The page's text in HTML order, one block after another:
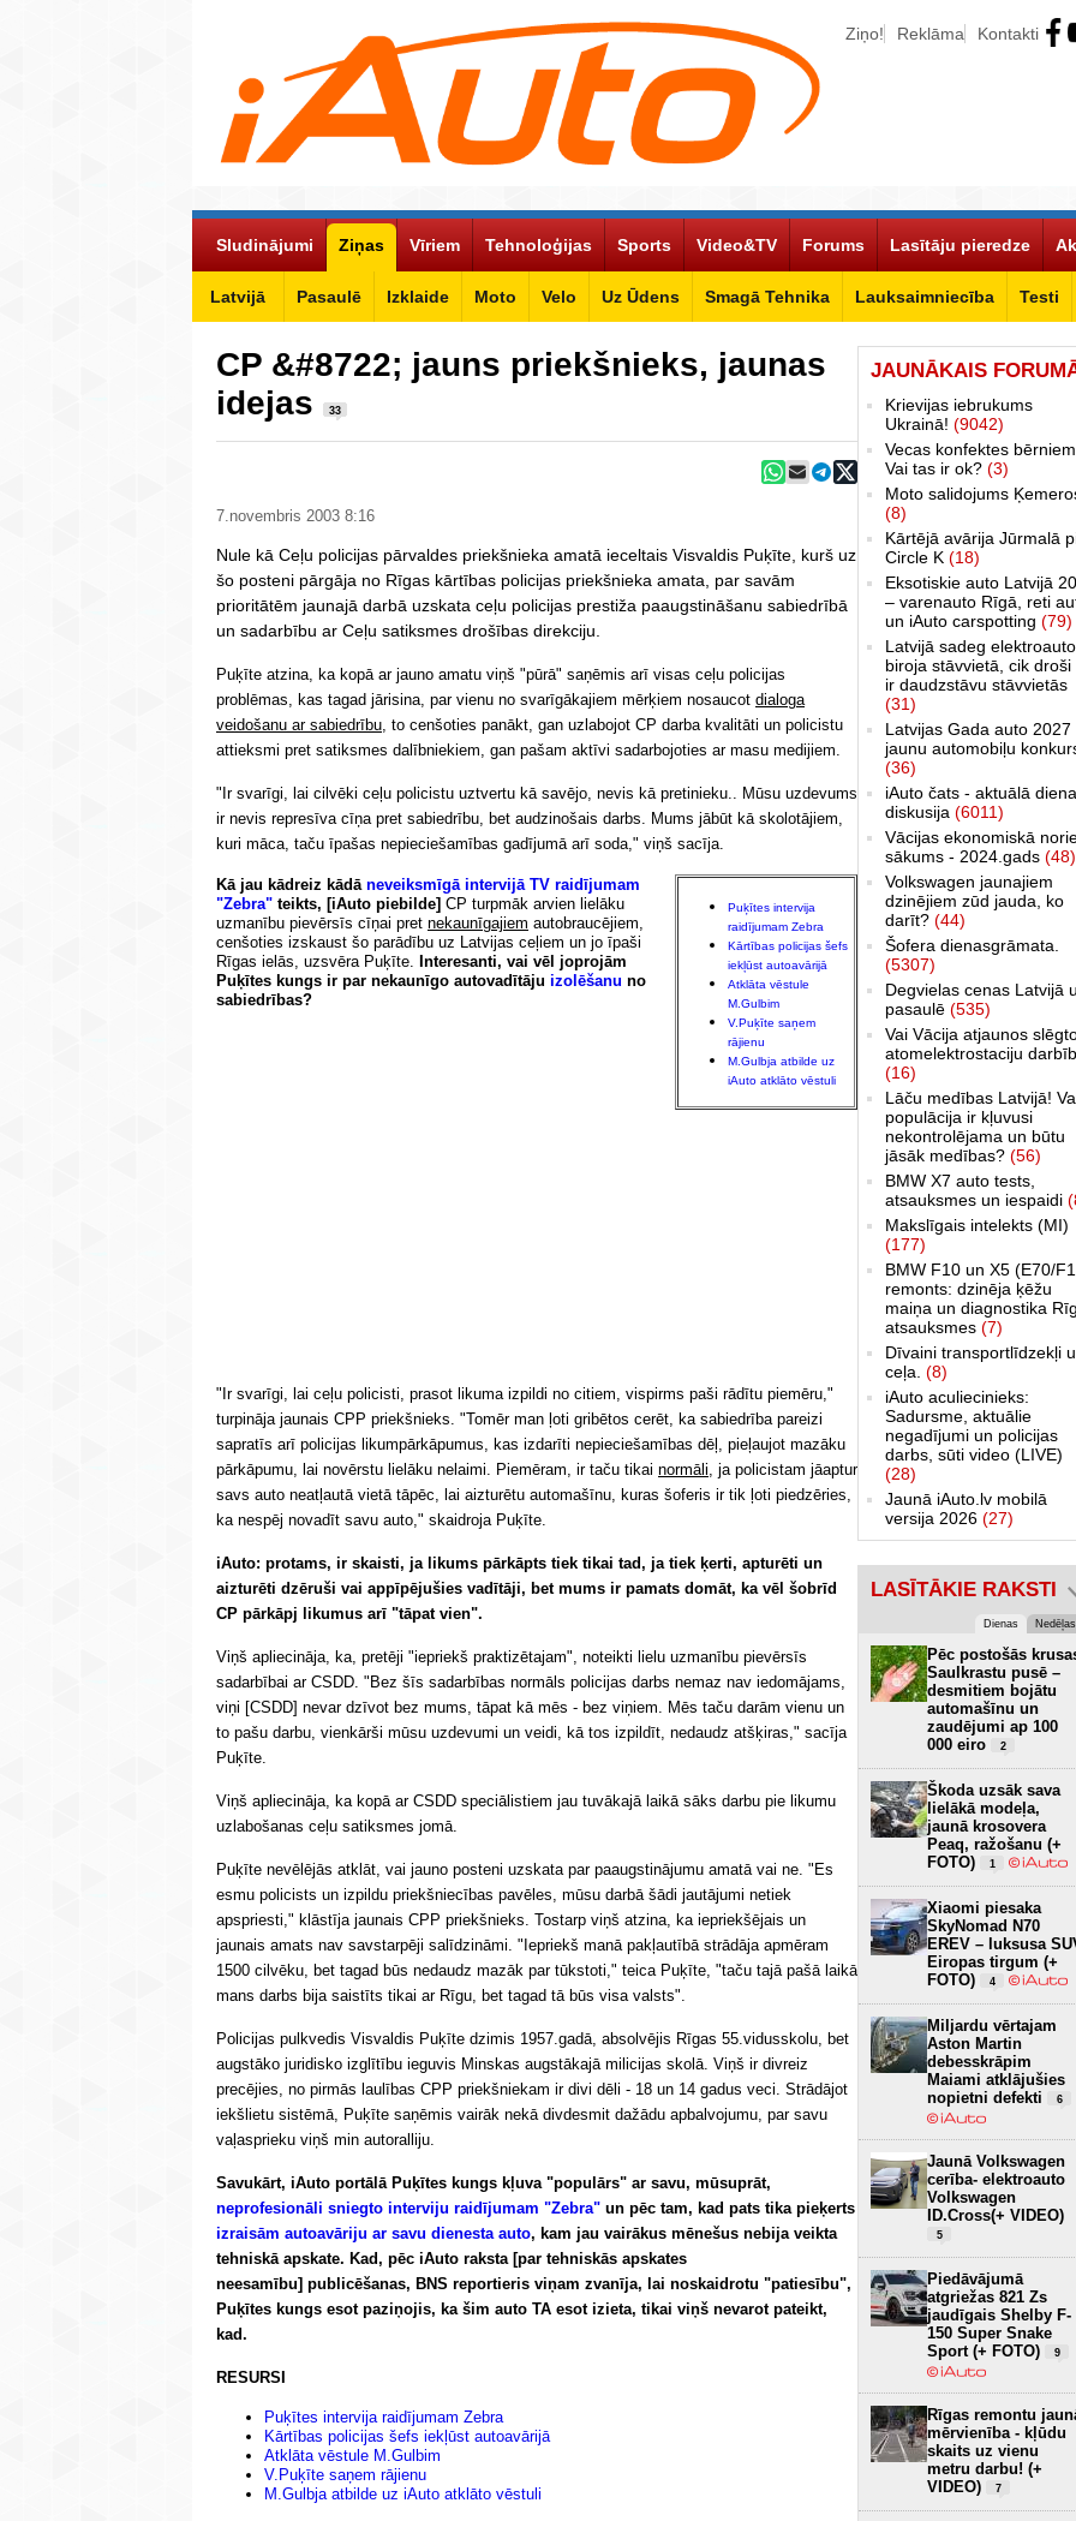
Ziņo! Reklāma Kontakti
Sludinājumi Ziņas
Latvijā Pasaulē Izklaide Moto Velo Uz Ūdens Smagā Tehnika Lauksaimniecība Testi
Vīriem Tehnoloģijas Sports Video&TV Forums Lasītāju pieredze
CP &#8722; jauns priekšnieks, jaunas
idejas
33
7.novembris 2003 8:16
Nule kā Ceļu policijas pārvaldes priekšnieka amatā ieceltais Visvaldis Puķīte, kurš uz
šo posteni pārgāja no Rīgas kārtības policijas priekšnieka amata, par savām
prioritātēm jaunajā darbā uzskata ceļu policijas prestiža paaugstināšanu sabiedrībā
un sadarbību ar Ceļu satiksmes drošības direkciju.
Puķīte atzina, ka kopā ar jauno amatu viņš "pūrā" saņēmis arī visas ceļu policijas
problēmas, kas tagad jārisina, par vienu no svarīgākajiem mērķiem nosaucot dialoga
veidošanu ar sabiedrību , to cenšoties panākt, gan uzlabojot CP darba kvalitāti un policistu
attieksmi pret satiksmes dalībniekiem, gan pašam aktīvi sadarbojoties ar masu medijiem.
"Ir svarīgi, lai cilvēki ceļu policistu uztvertu kā savējo, nevis kā pretinieku.. Mūsu uzdevums
ir nevis represīva cīņa pret sabiedrību, bet audzinošais darbs. Mums jābūt kā skolotājiem,
kuri māca, taču īpašas nepieciešamības gadījumā arī soda," viņš sacīja.
Puķītes intervija
raidījumam Zebra
Kārtības policijas šefs
iekļūst autoavārijā
Atklāta vēstule
M.Gulbim
V.Puķīte saņem
rājienu
M.Gulbja atbilde uz
iAuto atklāto vēstuli
Kā jau kādreiz kādā neveiksmīgā intervijā TV raidījumam
"Zebra" teikts, [iAuto piebilde] CP turpmāk arvien lielāku
uzmanību pievērsīs cīņai pret nekaunīgajiem autobraucējiem,
cenšoties izskaust šo parādību uz Latvijas ceļiem un jo īpaši
Rīgas ielās, uzsvēra Puķīte.
Interesanti, vai vēl joprojām
Puķītes kungs ir par nekaunīgo autovadītāju izolēšanu no
sabiedrības?
"Ir svarīgi, lai ceļu policisti, prasot likuma izpildi no citiem, vispirms paši rādītu piemēru,"
turpināja jaunais CPP priekšnieks. "Tomēr man ļoti gribētos cerēt, ka sabiedrība pareizi
sapratīs arī policijas likumpārkāpumus, kas izdarīti nepieciešamības dēļ, pieļaujot mazāku
pārkāpumu, lai novērstu lielāku nelaimi. Piemēram, ir taču tikai normāli , ja policistam jāaptur
savs auto neatļautā vietā tāpēc, lai aizturētu automašīnu, kuras šoferis ir tik ļoti piedzēries,
ka nespēj novadīt savu auto," skaidroja Puķīte.
iAuto: protams, ir skaisti, ja likums pārkāpts tiek tikai tad, ja tiek ķerti, apturēti un
aizturēti dzēruši vai appīpējušies vadītāji, bet mums ir pamats domāt, ka vēl šobrīd
CP pārkāpj likumus arī "tāpat vien".
Viņš apliecināja, ka, pretēji "iepriekš praktizētajam", noteikti lielu uzmanību pievērsīs
sadarbībai ar CSDD. "Bez šīs sadarbības normāls policijas darbs nemaz nav iedomājams,
viņi [CSDD] nevar dzīvot bez mums, tāpat kā mēs - bez viņiem. Mēs taču darām vienu un
to pašu darbu, vienkārši mūsu uzdevumi un veidi, kā tos izpildīt, nedaudz atšķiras," sacīja
Puķīte.
Viņš apliecināja, ka kopā ar CSDD speciālistiem jau tuvākajā laikā sāks darbu pie likumu
uzlabošanas ceļu satiksmes jomā.
Puķīte nevēlējās atklāt, vai jauno posteni uzskata par paaugstinājumu amatā vai ne. "Es
esmu policists un izpildu priekšniecības pavēles, mūsu darbā šādi jautājumi netiek
apspriesti," klāstīja jaunais CPP priekšnieks. Tostarp viņš atzina, ka iepriekšējais un
jaunais amats nav savstarpēji salīdzināmi. "Iepriekš manā pakļautībā strādāja apmēram
1500 cilvēku, bet tagad būs nedaudz mazāk par tūkstoti," teica Puķīte, "taču tajā pašā laikā
mans darbs bija saistīts tikai ar Rīgu, bet tagad tā būs visa valsts".
Policijas pulkvedis Visvaldis Puķīte dzimis 1957.gadā, absolvējis Rīgas 55.vidusskolu, bet
augstāko juridisko izglītību ieguvis Minskas augstākajā milicijas skolā. Viņš ir divreiz
precējies, no pirmās laulības CPP priekšniekam ir divi dēli - 18 un 14 gadus veci. Strādājot
iekšlietu sistēmā, Puķīte saņēmis vairāk nekā divdesmit dažādu apbalvojumu, par savu
vaļasprieku viņš min autoralliju.
Savukārt, iAuto portālā Puķītes kungs kļuva "populārs" ar savu, mūsuprāt,
neprofesionāli sniegto interviju raidījumam "Zebra" un pēc tam, kad pats tika pieķerts
izraisām autoavāriju ar savu dienesta auto, kam jau vairākus mēnešus nebija veikta
tehniskā apskate. Kad, pēc iAuto raksta [par tehniskās apskates
neesamību] publicēšanas, BNS reportieris viņam zvanīja, lai noskaidrotu "patiesību",
Puķītes kungs esot paziņojis, ka šim auto TA esot izieta, tikai viņš nevarot pateikt,
kad.
RESURSI
Puķītes intervija raidījumam Zebra
Kārtības policijas šefs iekļūst autoavārijā
Atklāta vēstule M.Gulbim
V.Puķīte saņem rājienu
M.Gulbja atbilde uz iAuto atklāto vēstuli
JAUNĀKAIS
Krievijas iebrukums
Ukrainā! (9042)
Vecas konfektes
Vai tas ir ok? (3)
Moto salidojums
(8)
Kārtējā avārija Jūrmalā
Circle K (18)
Eksotiskie auto Latvijā
– varenauto Rīgā, reti
un iAuto carspotting (79)
Latvijā sadeg elektroauto
biroja stāvvietā, cik droši
ir daudzstāvu stāvvietās
(31)
Latvijas Gada auto 2027
jaunu automobiļu
(36)
iAuto čats - aktuālā
diskusija (6011)
Vācijas ekonomiskā
sākums - 2024.gads (48)
Volkswagen jaunajiem
dzinējiem zūd jauda, ko
darīt? (44)
Šofera dienasgrāmata.
(5307)
Degvielas cenas Latvijā
pasaulē (535)
Vai Vācija atjaunos
atomelektrostaciju
(16)
Lāču medības Latvijā!
populācija ir kļuvusi
nekontrolējama un būtu
jāsāk medības? (56)
BMW X7 auto tests,
atsauksmes un iespaidi
Makslīgais intelekts (MI)
(177)
BMW F10 un X5 (E70/
remonts: dzinēja ķēžu
maiņa un diagnostika
atsauksmes (7)
Dīvaini transportlīdzekļi
ceļa. (8)
iAuto aculiecinieks:
Sadursme, aktuālie
negadījumi un policijas
darbs, sūti video (LIVE)
(28)
Jaunā iAuto.lv mobilā
versija 2026 (27)
LASĪTĀKIE RAKSTI
Dienas Nedēļas
Pēc postošās
Saulkrastu pusē –
desmitiem bojātu
automašīnu un
zaudējumi ap 100
000 eiro
2
Škoda uzsāk sava
lielākā modeļa,
jaunā krosovera
Peaq, ražošanu (+
FOTO)
1
Xiaomi piesaka
SkyNomad N70
EREV – luksusa
Eiropas tirgum (+
FOTO)
4
Miljardu vērtajam
Aston Martin
debesskrāpim
Maiami atklājušies
nopietni defekti
6
Jaunā Volkswagen
cerība- elektroauto
Volkswagen
ID.Cross(+ VIDEO)
5
Piedāvājumā
atgriežas 821 Zs
jaudīgais Shelby F-
150 Super Snake
Sport (+ FOTO)
9
Rīgas remontu
mērvienība - kļūdu
skaits uz vienu
metru darbu! (+
VIDEO)
7